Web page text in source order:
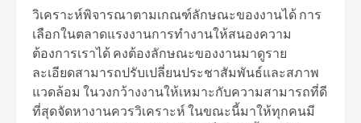
วิเคราะห์พิจารณาตามเกณฑ์ลักษณะของงานได้ การ
เลือกในตลาดแรงงานการทำงานให้สนองความ
ต้องการเราได้ คงต้องลักษณะของงานมาดูราย
ละเอียดสามารถปรับเปลี่ยนประชาสัมพันธ์และสภาพ
แวดล้อม ในวงกว้างงานให้เหมาะกับความสามารถที่ดี
ที่สุดจัดหางานควรวิเคราะห์ ในขณะนี้มาให้ทุกคนมี